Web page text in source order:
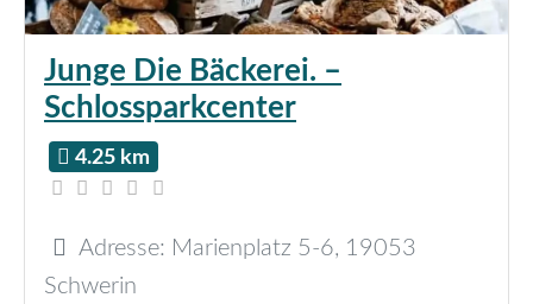
Junge Die Bäckerei. –
Schlossparkcenter
4.25 km
Adresse: Marienplatz 5-6, 19053
Schwerin